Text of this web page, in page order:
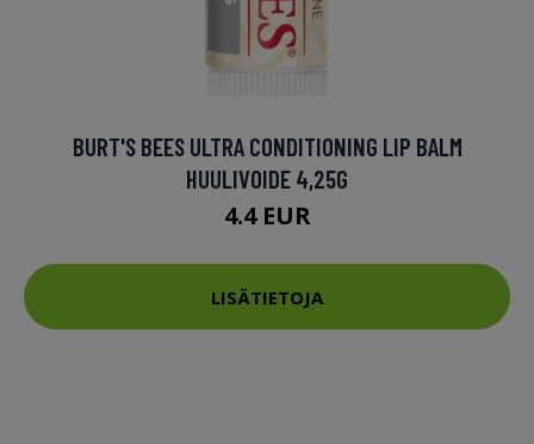
BURT'S BEES ULTRA CONDITIONING LIP BALM
HUULIVOIDE 4,25G
4.4 EUR
LISÄTIETOJA